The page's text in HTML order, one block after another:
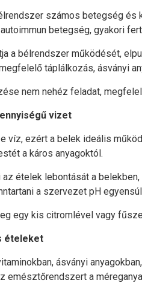
számos betegség és
betegség, gyakori
a bélrendszer működését,
táplálkozás, ásványi
nem nehéz feladat,
vizet
víz, ezért a belek ideális
a káros anyagoktól.
ételek lebontását a
a szervezet pH
egy kis citromlével vagy
ételeket
ásványi
emésztőrendszert a